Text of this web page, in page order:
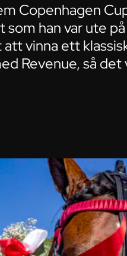
Copenhagen
som han var ute
vinna ett
Revenue, så